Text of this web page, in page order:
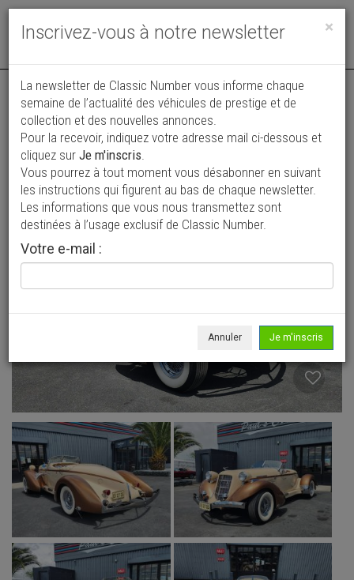
Toggle
Annonce actualisée le 31/07/2026 ( il y a 7 jours )
Auburn Boattail Speedster replica
89 900 €
1970 Cabriolet / roadster 3 044 mi
×
Inscrivez-vous à notre newsletter
La newsletter de Classic Number vous informe chaque
semaine de l’actualité des véhicules de prestige et de
collection et des nouvelles annonces.
Pour la recevoir, indiquez votre adresse mail ci-dessous et
cliquez sur Je m'inscris.
Vous pourrez à tout moment vous désabonner en suivant
les instructions qui figurent au bas de chaque newsletter.
Les informations que vous nous transmettez sont
destinées à l’usage exclusif de Classic Number.
Votre e-mail :
Annuler Je m'inscris